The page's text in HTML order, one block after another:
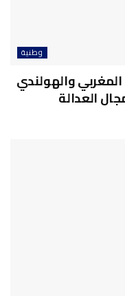
وطنية
والهولندي
العدالة